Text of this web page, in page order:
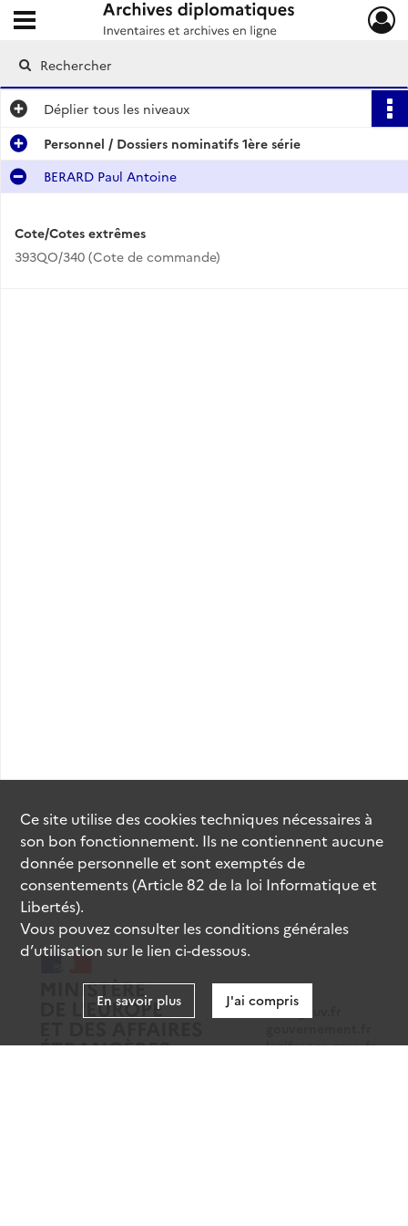
Archives diplomatiques
Ouvrir le menu déroulant
Déplier tous les niveaux
Personnel / Dossiers nominatifs 1ère série
BERARD Paul Antoine
Cote/Cotes extrêmes
393QO/340 (Cote de commande)
data.gouv.fr
legifrance.gouv.fr
Ce site utilise descookiestechniques nécessaires à
son bon fonctionnement. Ils ne contiennent aucune
donnée personnelle et sont exemptés de
consentements (Article 82 de la loi Informatique et
Libertés).
Vous pouvez consulter les conditions générales
d’utilisation sur le lien ci-dessous.
En savoir plus J'ai compris